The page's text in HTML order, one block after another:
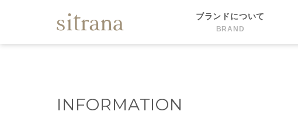
ブランドについて
BRAND
INFORMATION